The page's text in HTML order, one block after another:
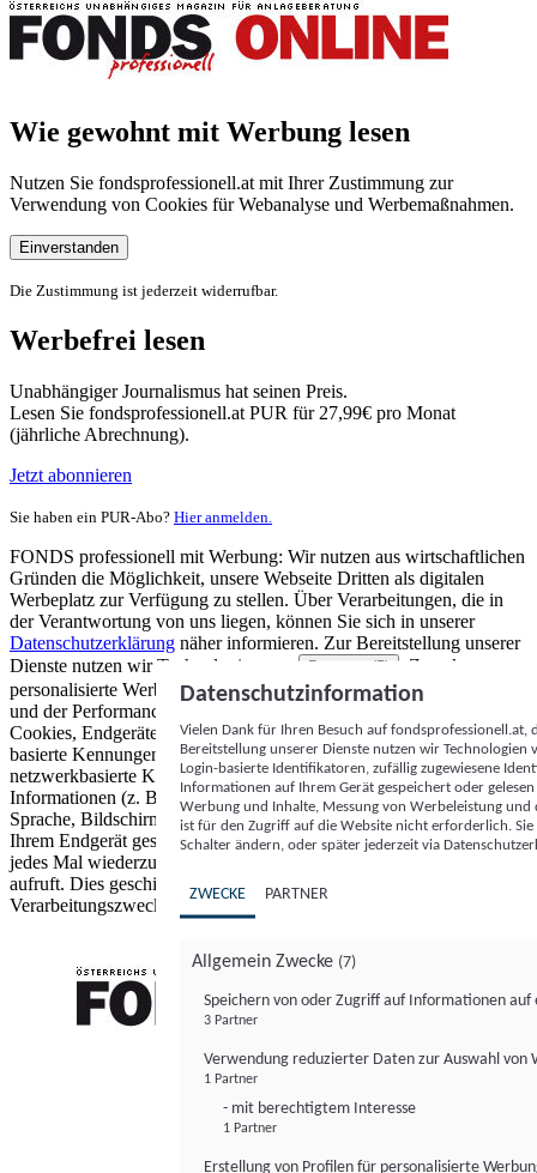
Wie gewohnt mit Werbung lesen
Nutzen Sie fondsprofessionell.at mit Ihrer Zustimmung zur
Verwendung von Cookies für Webanalyse und Werbemaßnahmen.
Einverstanden
Die Zustimmung ist jederzeit widerrufbar.
Werbefrei lesen
Unabhängiger Journalismus hat seinen Preis.
Lesen Sie fondsprofessionell.at PUR für 27,99€ pro Monat
(jährliche Abrechnung).
Jetzt abonnieren
Sie haben ein PUR-Abo? Hier anmelden.
FONDS professionell mit Werbung: Wir nutzen aus wirtschaftlichen
Gründen die Möglichkeit, unsere Webseite Dritten als digitalen
Werbeplatz zur Verfügung zu stellen. Über Verarbeitungen, die in
der Verantwortung von uns liegen, können Sie sich in unserer
Datenschutzerklärung näher informieren. Zur Bereitstellung unserer
Dienste nutzen wir Technologien von
Partnern (5)
. Zwecke:
personalisierte Werbung und Inhalte, Messung von Werbeleistung
und der Performance von Inhalten sowie Zielgruppenforschung.
Cookies, Endgeräte- oder ähnliche Online-Kennungen (z. B. login-
basierte Kennungen, zufällig generierte Kennungen,
netzwerkbasierte Kennungen) können zusammen mit anderen
Informationen (z. B. Browsertyp und Browserinformationen,
Sprache, Bildschirmgröße, unterstützte Technologien usw.) auf
Ihrem Endgerät gespeichert oder von dort ausgelesen werden, um es
jedes Mal wiederzuerkennen, wenn es eine App oder einer Webseite
aufruft. Dies geschieht für einen oder mehrere der hier aufgeführten
Verarbeitungszwecke.
Datenschutzinformation
Vielen Dank für Ihren Besuch auf
Bereitstellung unserer Dienste nutzen wir Technologien
Login-basierte Identifikatoren, zufällig zugewiesene
Informationen auf Ihrem Gerät gespeichert oder
Werbung und Inhalte, Messung von Werbeleistung
ist für den Zugriff auf die Website nicht erforderlich.
Schalter ändern, oder später jederzeit via
ZWECKE PARTNER
Allgemein Zwecke (7)
Speichern von oder Zugriff auf Informationen auf
3 Partner
Verwendung reduzierter Daten zur Auswahl von
1 Partner
- mit berechtigtem Interesse
1 Partner
Erstellung von Profilen für personalisierte
FONDS professionell